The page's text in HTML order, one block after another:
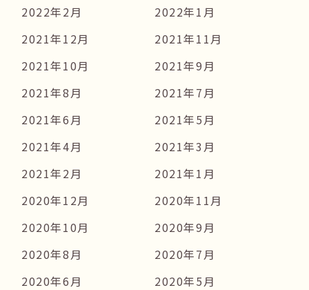
2022年2月
2022年1月
2021年12月
2021年11月
2021年10月
2021年9月
2021年8月
2021年7月
2021年6月
2021年5月
2021年4月
2021年3月
2021年2月
2021年1月
2020年12月
2020年11月
2020年10月
2020年9月
2020年8月
2020年7月
2020年6月
2020年5月